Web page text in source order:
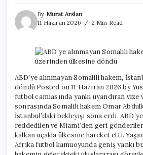
By Murat Arslan
11 Haziran 2026
2 Min Read
ABD’ye alınmayan Somalili hakem,
döndü Posted on 11 Haziran 2026 by
futbol camiasında yankı uyandıran
sonrasında Somalili hakem Omar
İstanbul’daki bekleyişi sona erdi.
reddedilen ve Miami’den geri
kalkan uçakla ülkesine hareket etti.
Afrika futbol kamuoyunda geniş yankı